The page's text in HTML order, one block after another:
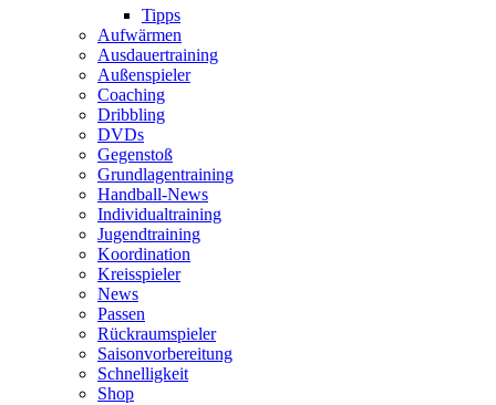
Tipps
Aufwärmen
Ausdauertraining
Außenspieler
Coaching
Dribbling
DVDs
Gegenstoß
Grundlagentraining
Handball-News
Individualtraining
Jugendtraining
Koordination
Kreisspieler
News
Passen
Rückraumspieler
Saisonvorbereitung
Schnelligkeit
Shop